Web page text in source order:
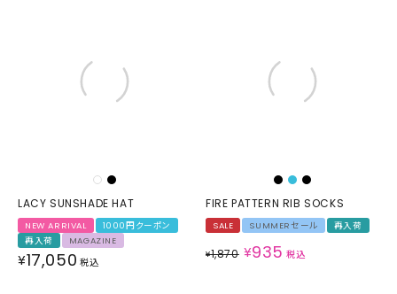
LACY SUNSHADE HAT
NEW ARRIVAL
1000円クーポン
再入荷
MAGAZINE
¥17,050 税込
FIRE PATTERN RIB SOCKS
SALE SUMMERセール 再入荷
¥1,870 ¥935 税込